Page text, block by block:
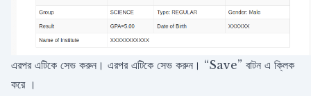
এরপর এটিকে সেভ করুন। এরপর এটিকে সেভ করুন। “Save” বাটন এ ক্লিক
করে ।